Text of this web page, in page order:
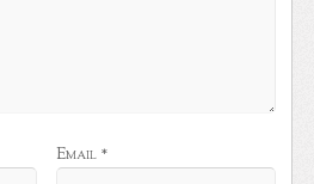
Email *